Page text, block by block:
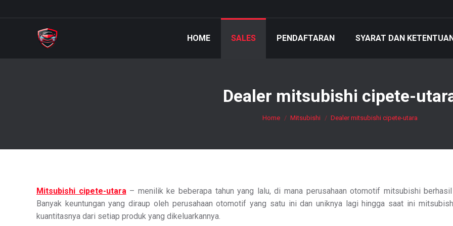
HOME SALES PENDAFTARAN SYARAT DAN
Dealer mitsubishi cipete-
You are here:
Home Mitsubishi Dealer mitsubishi cipete-utara
Mitsubishi cipete-utara– menilik ke beberapa tahun yang lalu, di mana perusahaan otomotif mitsubishi
Banyak keuntungan yang diraup oleh perusahaan otomotif yang satu ini dan uniknya lagi hingga saat ini
kuantitasnya dari setiap produk yang dikeluarkannya.